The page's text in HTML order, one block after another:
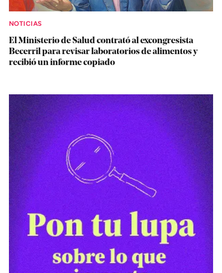
NOTICIAS
El Ministerio de Salud contrató al excongresista
Becerril para revisar laboratorios de alimentos y
recibió un informe copiado